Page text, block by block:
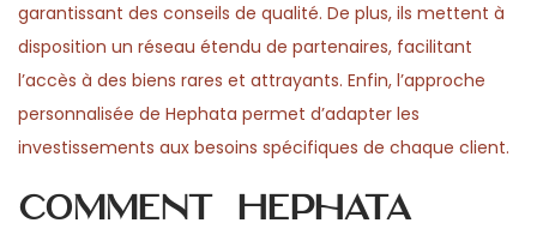
garantissant des conseils de qualité. De plus, ils mettent à
disposition un réseau étendu de partenaires, facilitant
l’accès à des biens rares et attrayants. Enfin, l’approche
personnalisée de Hephata permet d’adapter les
investissements aux besoins spécifiques de chaque client.
Comment Hephata